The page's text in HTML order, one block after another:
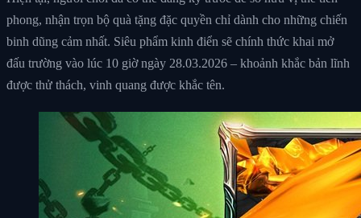
phong, nhận trọn bộ quà tặng đặc quyền chỉ dành cho những chiến
binh dũng cảm nhất. Siêu phẩm kinh điển sẽ chính thức khai mở
đấu trường vào lúc 10 giờ ngày 28.03.2026 – khoảnh khắc bản lĩnh
được thử thách, vinh quang được khắc tên.